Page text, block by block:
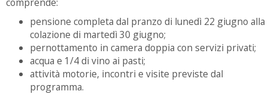
pensione completa dal pranzo di lunedì 22 giugno alla
colazione di martedì 30 giugno;
pernottamento in camera doppia con servizi privati;
acqua e 1/4 di vino ai pasti;
attività motorie, incontri e visite previste dal
programma.